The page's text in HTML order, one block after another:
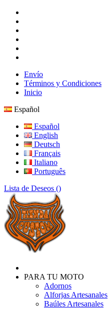
Envío
Términos y Condiciones
Inicio
Español
Español
English
Deutsch
Français
Italiano
Português
Lista de Deseos ()
PARA TU MOTO
Adornos
Alforjas Artesanales
Baúles Artesanales